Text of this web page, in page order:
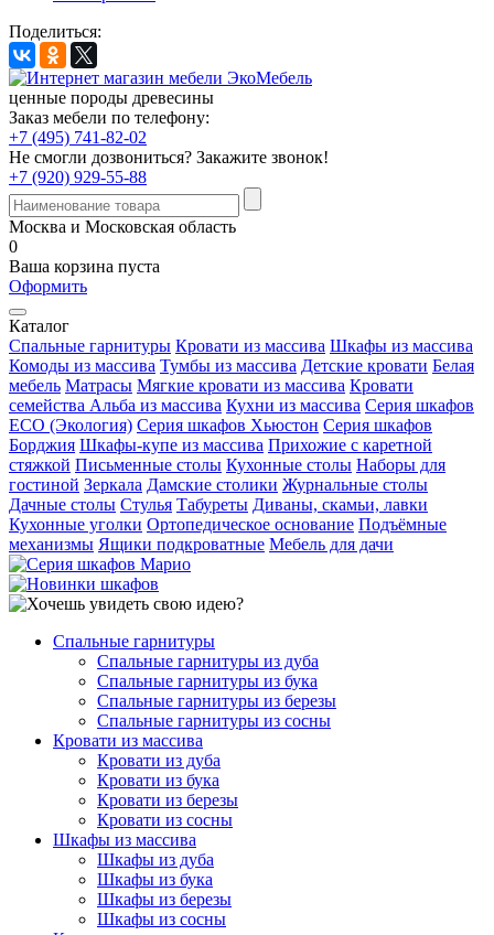
Поделиться:
ценные породы древесины
Заказ мебели по телефону:
+7 (495) 741-82-02
Не смогли дозвониться? Закажите звонок!
+7 (920) 929-55-88
Москва и Московская область
0
Ваша корзина пуста
Оформить
Каталог
Спальные гарнитуры Кровати из массива Шкафы из массива
Комоды из массива Тумбы из массива Детские кровати Белая
мебель Матрасы Мягкие кровати из массива Кровати
семейства Альба из массива Кухни из массива Серия шкафов
ECO (Экология) Серия шкафов Хьюстон Серия шкафов
Борджия Шкафы-купе из массива Прихожие с каретной
стяжкой Письменные столы Кухонные столы Наборы для
гостиной Зеркала Дамские столики Журнальные столы
Дачные столы Стулья Табуреты Диваны, скамьи, лавки
Кухонные уголки Ортопедическое основание Подъёмные
механизмы Ящики подкроватные Мебель для дачи
Спальные гарнитуры
Спальные гарнитуры из дуба
Спальные гарнитуры из бука
Спальные гарнитуры из березы
Спальные гарнитуры из сосны
Кровати из массива
Кровати из дуба
Кровати из бука
Кровати из березы
Кровати из сосны
Шкафы из массива
Шкафы из дуба
Шкафы из бука
Шкафы из березы
Шкафы из сосны